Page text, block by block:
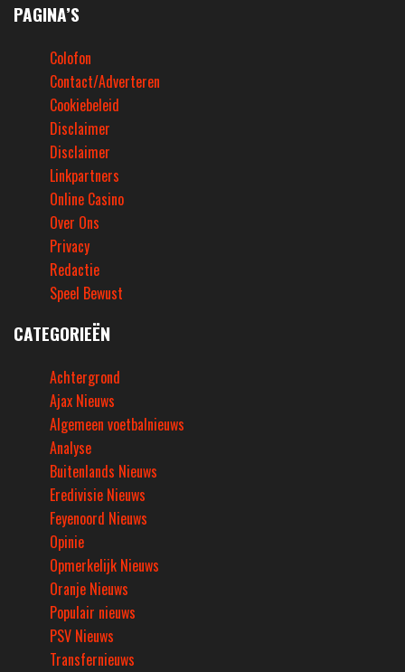
PAGINA’S
Colofon
Contact/Adverteren
Cookiebeleid
Disclaimer
Disclaimer
Linkpartners
Online Casino
Over Ons
Privacy
Redactie
Speel Bewust
CATEGORIEËN
Achtergrond
Ajax Nieuws
Algemeen voetbalnieuws
Analyse
Buitenlands Nieuws
Eredivisie Nieuws
Feyenoord Nieuws
Opinie
Opmerkelijk Nieuws
Oranje Nieuws
Populair nieuws
PSV Nieuws
Transfernieuws